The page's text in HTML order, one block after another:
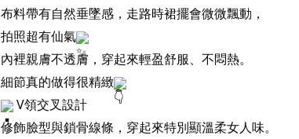
布料帶有自然垂墜感，走路時裙擺會微微飄動，
拍照超有仙氣
內裡親膚不透膚，穿起來輕盈舒服、不悶熱。
細節真的做得很精緻
V領交叉設計
修飾臉型與鎖骨線條，穿起來特別顯溫柔女人味。